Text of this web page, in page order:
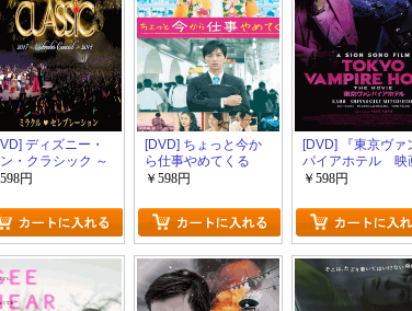
ディズニー・
・クラシック ～
ベスター・コン
円
[DVD] ちょっと今か
ら仕事やめてくる
￥598円
[DVD] 『東京ヴァ
パイアホテル 映
版』 TOKYO
￥598円